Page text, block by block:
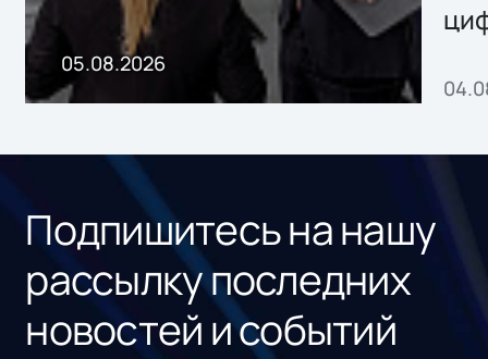
05.08.2026
Подпишитесь на нашу
рассылку последних
новостей и событий